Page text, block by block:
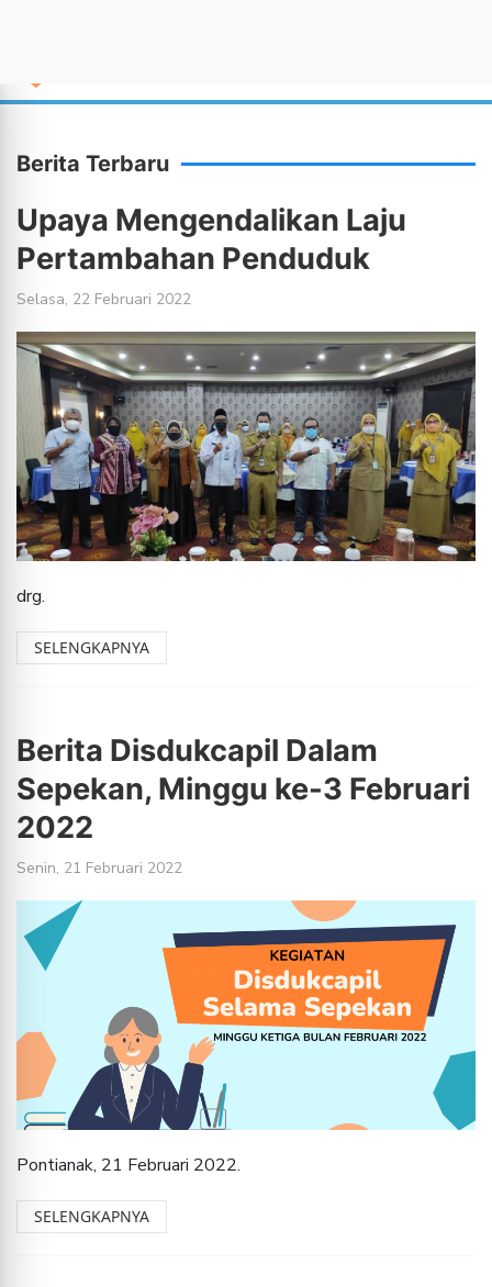
Berita Terbaru
Upaya Mengendalikan Laju
Pertambahan Penduduk
drg.
SELENGKAPNYA
Berita Disdukcapil Dalam
Sepekan, Minggu ke-3 Februari
2022
Pontianak, 21 Februari 2022.
SELENGKAPNYA